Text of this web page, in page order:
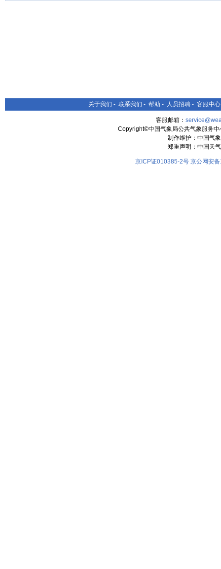
关于我们 - 联系我们 - 帮助 - 人员招聘 - 客服中心
客服邮箱：
Copyright©中国气象局公共气象服务
制作维护：中国气
郑重声明：中国天
京ICP证010385-2号 京公网安